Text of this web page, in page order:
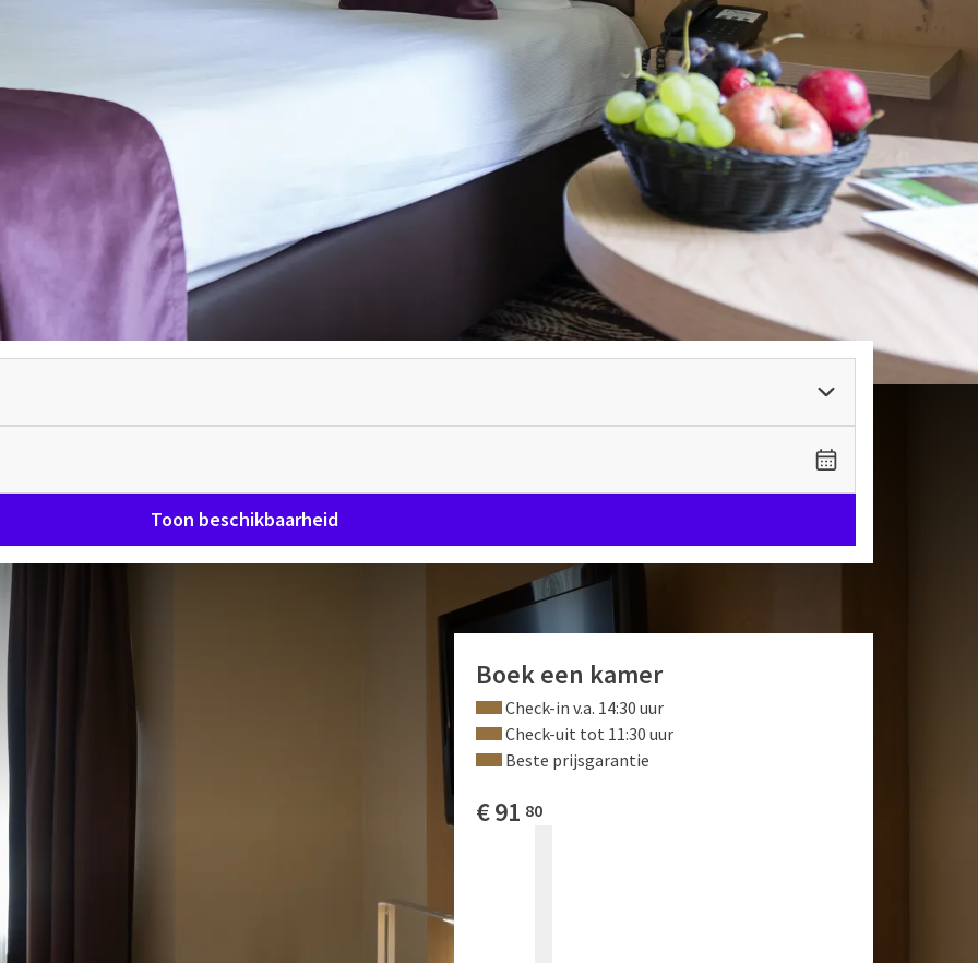
Toon beschikbaarheid
Bed
en uitgerust met:
FACILITEITEN
Boek een kamer
Check-in v.a. 14:30 uur
Check-uit tot 11:30 uur
Beste prijsgarantie
€91 80